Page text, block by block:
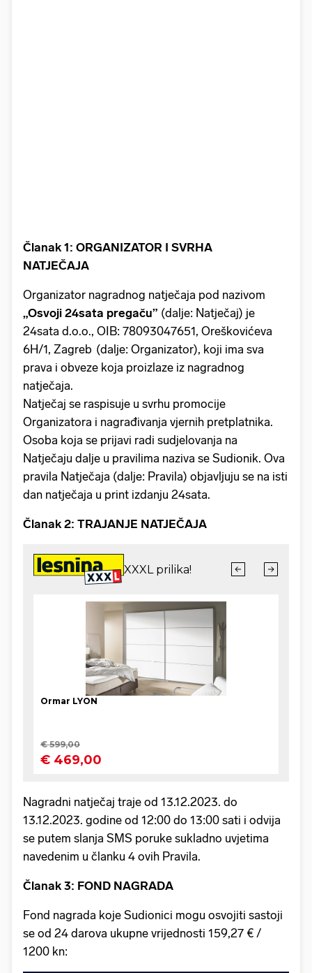
Članak 1: ORGANIZATOR I SVRHA
NATJEČAJA
Organizator nagradnog natječaja pod nazivom
„Osvoji 24sata pregaču” (dalje: Natječaj) je
24sata d.o.o., OIB: 78093047651, Oreškovićeva
6H/1, Zagreb (dalje: Organizator), koji ima sva
prava i obveze koja proizlaze iz nagradnog
natječaja.
Natječaj se raspisuje u svrhu promocije
Organizatora i nagrađivanja vjernih pretplatnika.
Osoba koja se prijavi radi sudjelovanja na
Natječaju dalje u pravilima naziva se Sudionik. Ova
pravila Natječaja (dalje: Pravila) objavljuju se na isti
dan natječaja u print izdanju 24sata.
Članak 2: TRAJANJE NATJEČAJA
Nagradni natječaj traje od 13.12.2023. do
13.12.2023. godine od 12:00 do 13:00 sati i odvija
se putem slanja SMS poruke sukladno uvjetima
navedenim u članku 4 ovih Pravila.
Članak 3: FOND NAGRADA
Fond nagrada koje Sudionici mogu osvojiti sastoji
se od 24 darova ukupne vrijednosti 159,27 € /
1200 kn: